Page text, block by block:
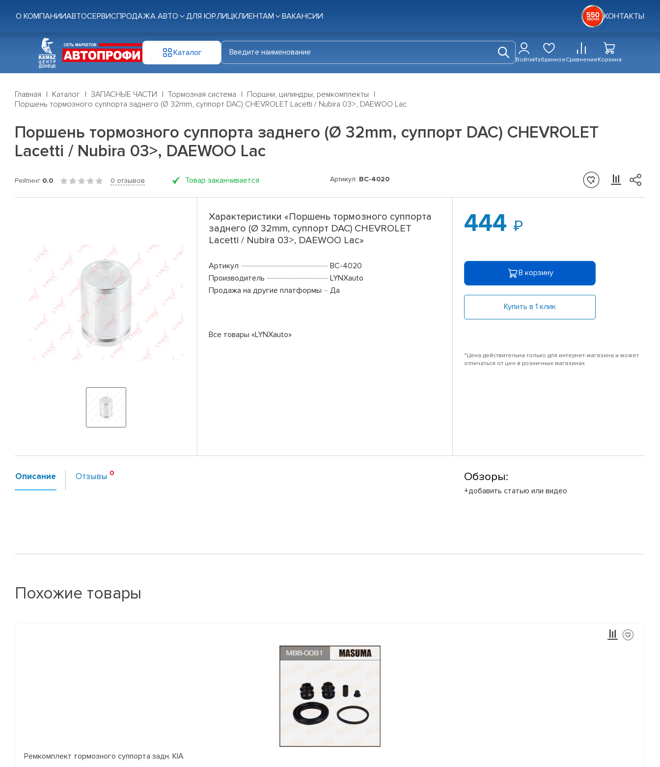
О КОМПАНИИАВТОСЕРВИСПРОДАЖА АВТО ДЛЯ ЮР.ЛИЦКЛИЕНТАМ ВАКАНСИИ КОНТАКТЫ
Каталог
ВойтиИзбранноеСравнениеКорзина
Главная Каталог ЗАПАСНЫЕ ЧАСТИ Тормозная система
Поршни, цилиндры, ремкомплекты
Поршень тормозного суппорта заднего (Ø 32mm, суппорт DAC) CHEVROLET Lacetti / Nubira 03>, DAEWOO Lac
Поршень тормозного суппорта заднего (Ø 32mm, суппорт DAC) CHEVROLET
Lacetti / Nubira 03>, DAEWOO Lac
Рейтинг 0.0 0 отзывов Товар заканчивается Артикул: BC-4020
Характеристики «Поршень тормозного суппорта
заднего (Ø 32mm, суппорт DAC) CHEVROLET
Lacetti / Nubira 03>, DAEWOO Lac»
Артикул
BC-4020
Производитель
LYNXauto
Продажа на другие платформы
Да
Все товары «LYNXauto»
444
В корзину
Купить в 1 клик
*Цена действительна только для интернет-магазина и может
отличаться от цен в розничных магазинах
Описание Отзывы Обзоры:
+добавить статью или видео
Похожие товары
Ремкомплект тормозного суппорта задн. KIA